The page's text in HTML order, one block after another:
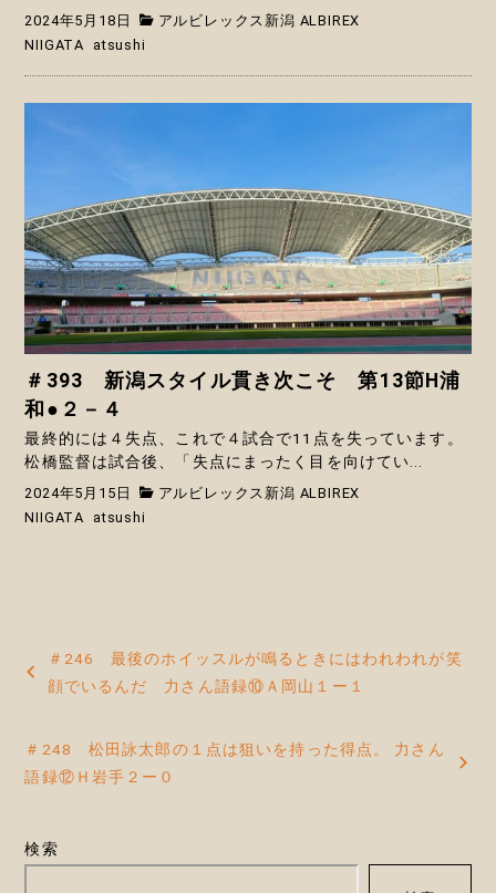
2024年5月18日
アルビレックス新潟 ALBIREX
NIIGATA
atsushi
＃393 新潟スタイル貫き次こそ 第13節H浦
和●２－４
最終的には４失点、これで４試合で11点を失っています。
松橋監督は試合後、「失点にまったく目を向けてい...
2024年5月15日
アルビレックス新潟 ALBIREX
NIIGATA
atsushi
稿
ビ
ー
＃246 最後のホイッスルが鳴るときにはわれわれが笑
顔でいるんだ 力さん語録⑩Ａ岡山１ー１
＃248 松田詠太郎の１点は狙いを持った得点。 力さん
語録⑫Ｈ岩手２ー０
検索